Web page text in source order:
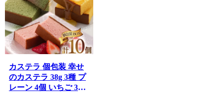
カステラ 個包装 幸せ
のカステラ 38g 3種 プ
レーン 4個 いちご 3個